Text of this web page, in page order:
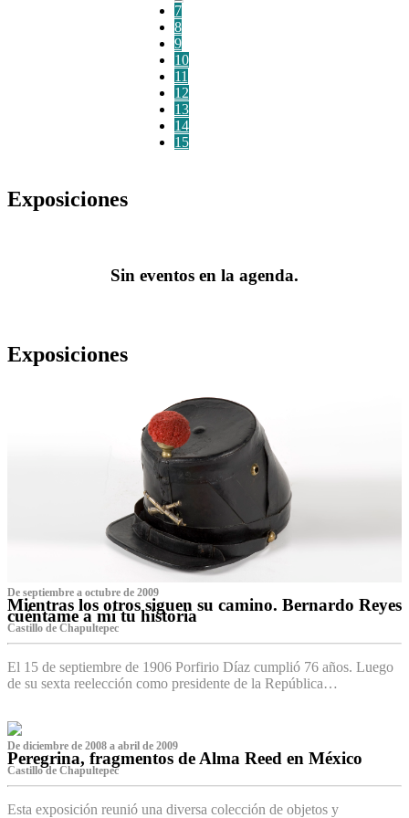
7
8
9
10
11
12
13
14
15
Exposiciones
Sin eventos en la agenda.
Exposiciones
De septiembre a octubre de 2009
Mientras los otros siguen su camino. Bernardo Reyes
cuéntame a mí tu historia
Castillo de Chapultepec
El 15 de septiembre de 1906 Porfirio Díaz cumplió 76 años. Luego
de su sexta reelección como presidente de la República…
De diciembre de 2008 a abril de 2009
Peregrina, fragmentos de Alma Reed en México
Castillo de Chapultepec
Esta exposición reunió una diversa colección de objetos y